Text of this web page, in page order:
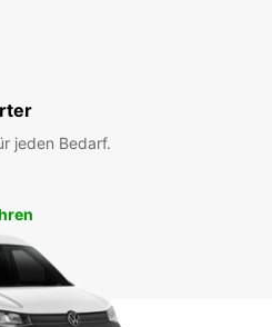
willkommen
jeden Bedarf.